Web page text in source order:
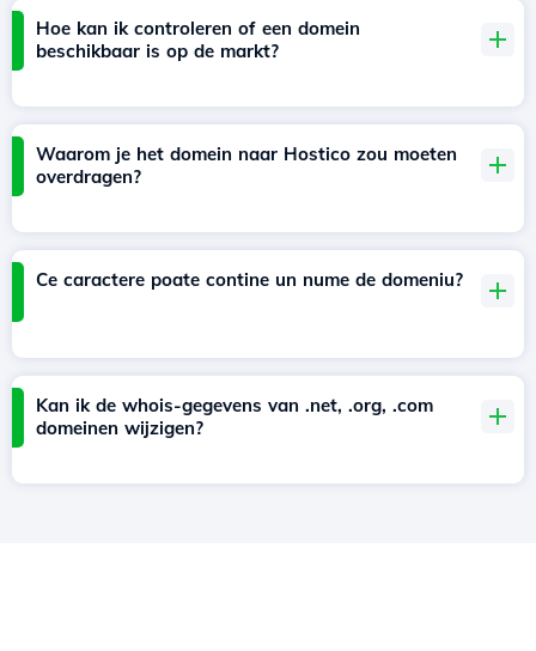
Hoe kan ik controleren of een domein
beschikbaar is op de markt?
Waarom je het domein naar Hostico zou moeten
overdragen?
Ce caractere poate contine un nume de domeniu?
Kan ik de whois-gegevens van .net, .org, .com
domeinen wijzigen?